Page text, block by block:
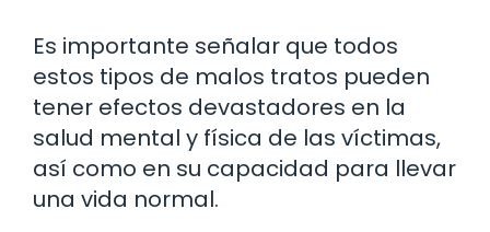
Es importante señalar que todos
estos tipos de malos tratos pueden
tener efectos devastadores en la
salud mental y física de las víctimas,
así como en su capacidad para llevar
una vida normal.